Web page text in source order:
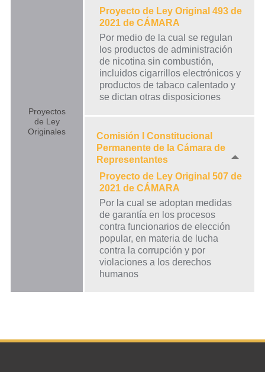
Proyectos
de Ley
Originales
Proyecto de Ley Original 493 de
2021 de CÁMARA
Por medio de la cual se regulan
los productos de administración
de nicotina sin combustión,
incluidos cigarrillos electrónicos y
productos de tabaco calentado y
se dictan otras disposiciones
Comisión I Constitucional
Permanente de la Cámara de
Representantes
Proyecto de Ley Original 507 de
2021 de CÁMARA
Por la cual se adoptan medidas
de garantía en los procesos
contra funcionarios de elección
popular, en materia de lucha
contra la corrupción y por
violaciones a los derechos
humanos